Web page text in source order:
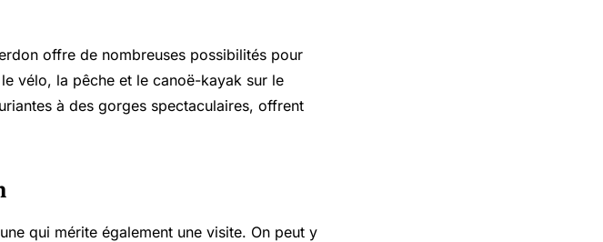
offre de nombreuses possibilités pour
vélo, la pêche et le canoë-kayak sur le
à des gorges spectaculaires, offrent
qui mérite également une visite. On peut y